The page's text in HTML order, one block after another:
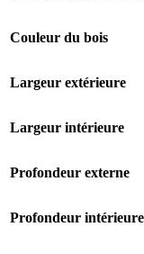
Couleur du bois
Largeur extérieure
Largeur intérieure
Profondeur externe
Profondeur intérieure